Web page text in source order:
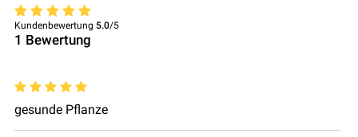
Kundenbewertung 5.0/5
1 Bewertung
gesunde Pflanze